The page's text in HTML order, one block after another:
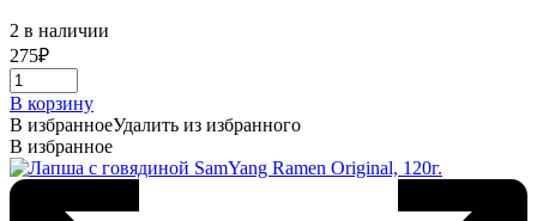
2 в наличии
275₽
В корзину
В избранноеУдалить из избранного
В избранное